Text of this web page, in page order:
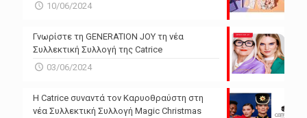
10/06/2024
Γνωρίστε τη GENERATION JOY τη νέα
Συλλεκτική Συλλογή της Catrice
03/06/2024
Η Catrice συναντά τον Καρυοθραύστη στη
νέα Συλλεκτική Συλλογή Magic Christmas